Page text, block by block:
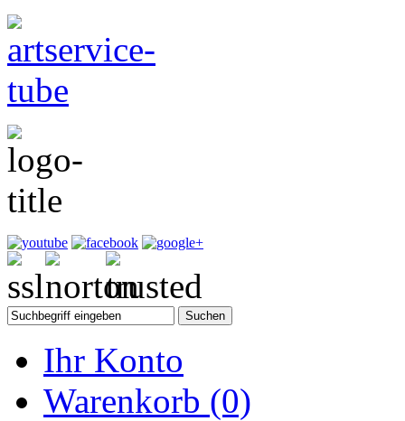
Ihr Konto
Warenkorb (0)